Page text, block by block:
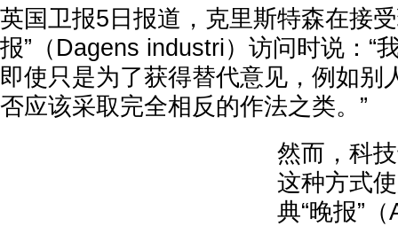
英国卫报5日报道，克里斯特森在接
报”（Dagens industri）访问时说：“
即使只是为了获得替代意见，例如别
否应该采取完全相反的作法之类。”
然而，科
这种方式
典“晚报”